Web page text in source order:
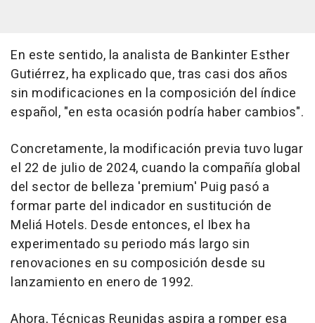
En este sentido, la analista de Bankinter Esther
Gutiérrez, ha explicado que, tras casi dos años
sin modificaciones en la composición del índice
español, "en esta ocasión podría haber cambios".
Concretamente, la modificación previa tuvo lugar
el 22 de julio de 2024, cuando la compañía global
del sector de belleza 'premium' Puig pasó a
formar parte del indicador en sustitución de
Meliá Hotels. Desde entonces, el Ibex ha
experimentado su periodo más largo sin
renovaciones en su composición desde su
lanzamiento en enero de 1992.